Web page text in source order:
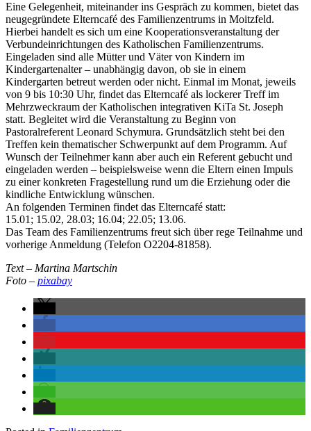
Eine Gelegenheit, miteinander ins Gespräch zu kommen, bietet das
neugegründete Elterncafé des Familienzentrums in Moitzfeld.
Hierbei handelt es sich um eine Kooperationsveranstaltung der
Verbundeinrichtungen des Katholischen Familienzentrums.
Eingeladen sind alle Mütter und Väter von Kindern im
Kindergartenalter – unabhängig davon, ob sie in einem
Kindergarten betreut werden oder nicht. Einmal im Monat, jeweils
von 9 bis 10:30 Uhr, findet das Elterncafé als lockerer Treff im
Mehrzweckraum der Katholischen integrativen KiTa St. Joseph
statt. Begleitet wird die Veranstaltung zu Beginn von
Pastoralreferent Leonard Schymura. Grundsätzlich steht bei den
Treffen kein thematischer Schwerpunkt auf dem Programm. Auf
Wunsch der Teilnehmer kann aber auch ein Referent gebucht und
eingeladen werden – beispielsweise wenn die Eltern einen Impuls
zu einer konkreten Fragestellung rund um die Erziehung oder die
kindliche Entwicklung wünschen.
An folgenden Terminen findet das Elterncafé statt:
15.01; 15.02, 28.03; 16.04; 22.05; 13.06.
Das Team des Familienzentrums freut sich über rege Teilnahme und
vorherige Anmeldung (Telefon O2204-81858).
Text – Martina Martschin
Foto – pixabay